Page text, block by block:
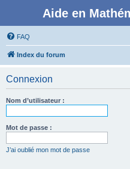
Aide en
FAQ
Index du forum
Connexion
Nom d’utilisateur :
Mot de passe :
J’ai oublié mon mot de passe